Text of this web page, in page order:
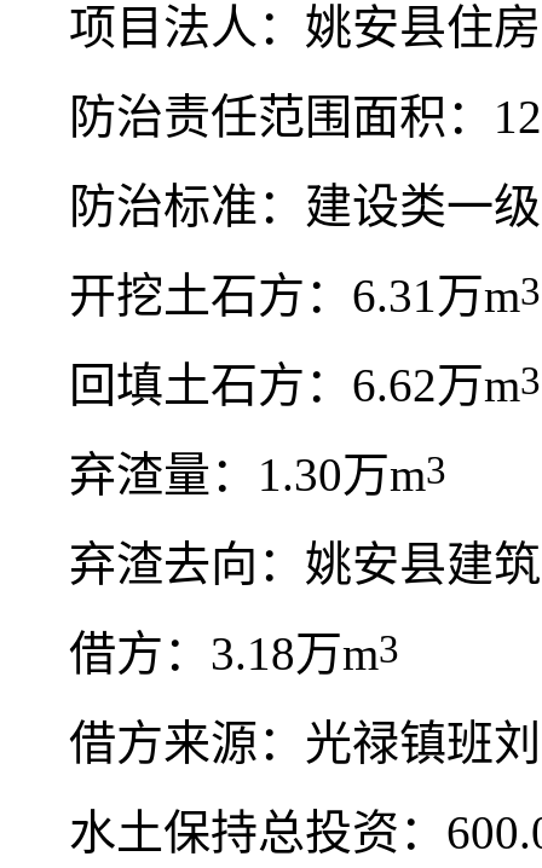
项目法人：姚安县住
防治责任范围面积：
防治标准：建设类一
开挖土石方：6.31万m3
回填土石方：6.62万m3
弃渣量：1.30万m3
弃渣去向：姚安县建
借方：3.18万m3
借方来源：光禄镇班
水土保持总投资：